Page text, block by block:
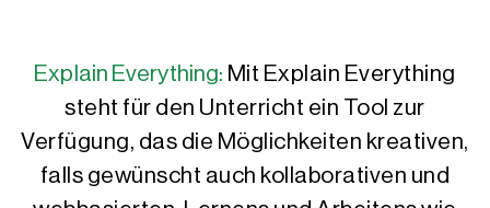
Explain Everything: Mit Explain Everything
steht für den Unterricht ein Tool zur
Verfügung, das die Möglichkeiten kreativen,
falls gewünscht auch kollaborativen und